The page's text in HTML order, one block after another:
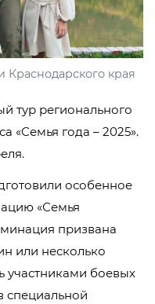
края
тур регионального
«Семья года – 2025».
особенное
«Семья
призвана
или несколько
участниками боевых
специальной